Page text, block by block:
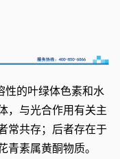
性的叶绿体色素和水
，与光合作用有关主
常共存；后者存在于
素属黄酮物质。